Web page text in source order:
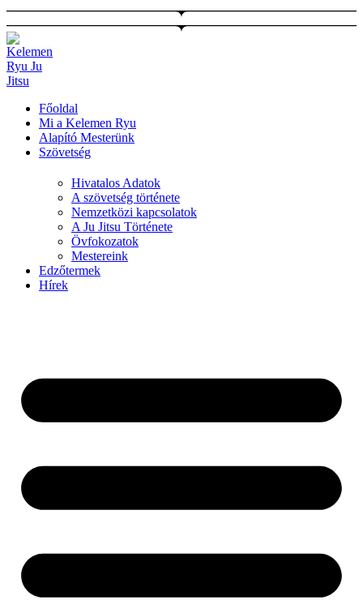
Ugrás
a
tartalomhoz
Főoldal
Mi a Kelemen Ryu
Alapító Mesterünk
Szövetség
Hivatalos Adatok
A szövetség története
Nemzetközi kapcsolatok
A Ju Jitsu Története
Övfokozatok
Mestereink
Edzőtermek
Hírek